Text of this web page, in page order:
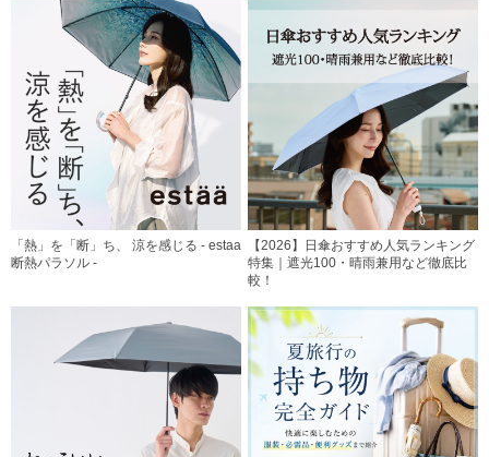
「熱」を「断」ち、 涼を感じる - estaa
断熱パラソル -
【2026】日傘おすすめ人気ランキング
特集｜遮光100・晴雨兼用など徹底比
較！